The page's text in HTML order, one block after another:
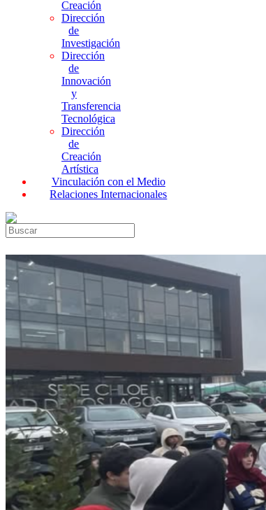
Creación
Dirección
de
Investigación
Dirección
de
Innovación
y
Transferencia
Tecnológica
Dirección
de
Creación
Artística
Vinculación con el Medio
Relaciones Internacionales